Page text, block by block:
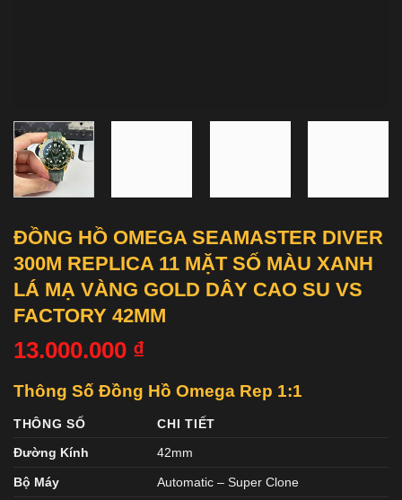
ĐỒNG HỒ OMEGA SEAMASTER DIVER
300M REPLICA 11 MẶT SỐ MÀU XANH
LÁ MẠ VÀNG GOLD DÂY CAO SU VS
FACTORY 42MM
13.000.000 ₫
Thông Số Đồng Hồ Omega Rep 1:1
THÔNG SỐ
CHI TIẾT
Đường Kính
42mm
Bộ Máy Automatic – Super Clone